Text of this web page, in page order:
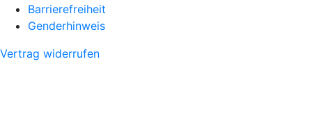
Barrierefreiheit
Genderhinweis
Vertrag widerrufen